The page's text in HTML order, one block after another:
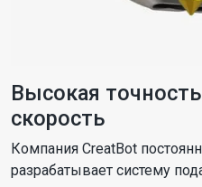
Высокая
скорость
Компания СreatBot
разрабатывает систему